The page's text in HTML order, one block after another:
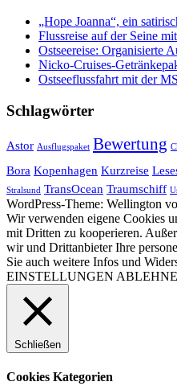
„Hope Joanna“, ein
Flussreise auf der Seine
Ostseereise: Organisierte
Nicko-Cruises-
Ostseeflussfahrt mit der
Schlagwörter
Astor Ausflugspaket Bewertung
Bora Kopenhagen Kurzreise
Stralsund TransOcean Traumschiff
WordPress-Theme: Wellington
Wir verwenden eigene Cookies
mit Dritten zu kooperieren.
wir und Drittanbieter Ihre
Sie auch weitere Infos und
EINSTELLUNGEN
Schließen
Cookies Kategorien